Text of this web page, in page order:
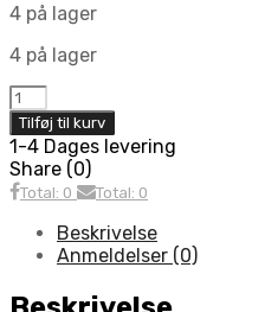
4 på lager
4 på lager
Necktube/
halsklud
West
coast
antal
Tilføj til kurv
1-4 Dages levering
Share (0)
Total: 0 Total: 0
Beskrivelse
Anmeldelser (0)